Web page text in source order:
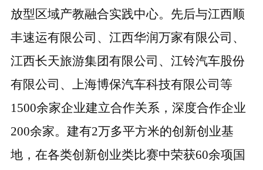
放型区域产教融合实践中心。先后与江西顺
丰速运有限公司、江西华润万家有限公司、
江西长天旅游集团有限公司、江铃汽车股份
有限公司、上海博保汽车科技有限公司等
1500余家企业建立合作关系，深度合作企业
200余家。建有2万多平方米的创新创业基
地，在各类创新创业类比赛中荣获60余项国